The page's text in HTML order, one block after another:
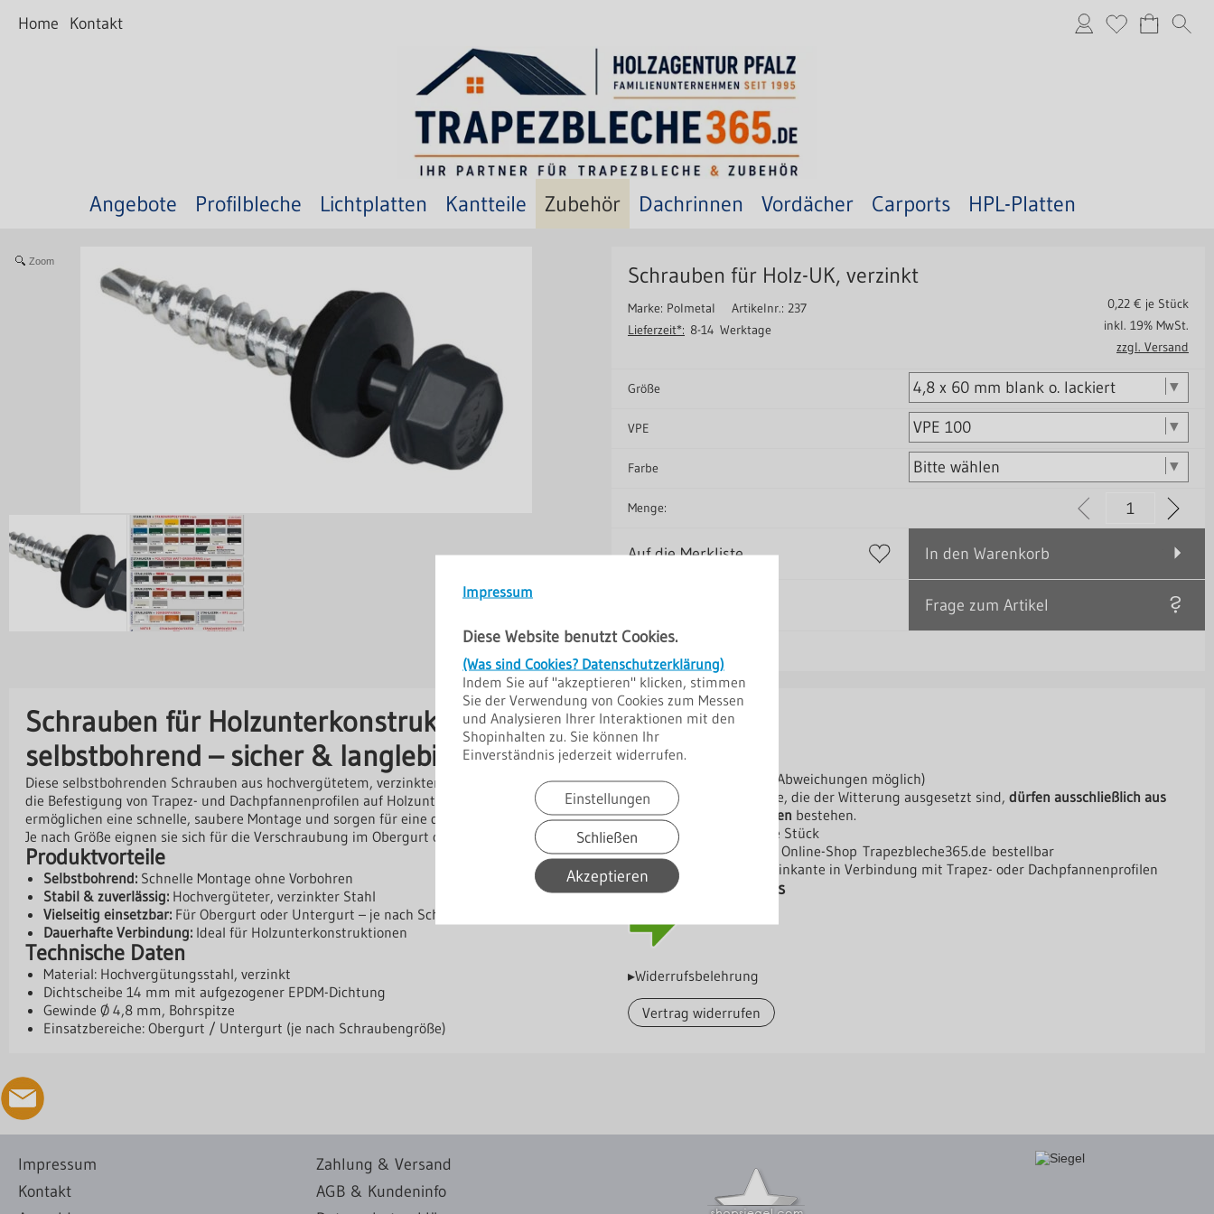
Impressum
Diese Website benutzt Cookies.
(Was sind Cookies? Datenschutzerklärung)
Indem Sie auf "akzeptieren" klicken, stimmen
Sie der Verwendung von Cookies zum Messen
und Analysieren Ihrer Interaktionen mit den
Shopinhalten zu. Sie können Ihr
Einverständnis jederzeit widerrufen.
Einstellungen
Schließen
Akzeptieren
Home Kontakt
Angebote Profilbleche Lichtplatten Kantteile Zubehör Dachrinnen Vordächer Carports HPL-Platten
Zoom
Schrauben für Holz-UK, verzinkt
Marke: Polmetal Artikelnr.: 237
Lieferzeit*: 8-14 Werktage
0,22 € je Stück
inkl. 19% MwSt.
zzgl. Versand
Größe
VPE
Farbe
Menge:
Auf die Merkliste In den Warenkorb
Frage zum Artikel
Schrauben für Holzunterkonstruktion,
selbstbohrend – sicher & langlebig
Diese selbstbohrenden Schrauben aus hochvergütetem, verzinktem Stahl sind ideal für
die Befestigung von Trapez- und Dachpfannenprofilen auf Holzunterkonstruktionen. Sie
ermöglichen eine schnelle, saubere Montage und sorgen für eine dauerhafte Verbindung.
Je nach Größe eignen sie sich für die Verschraubung im Obergurt oder Untergurt.
Produktvorteile
Selbstbohrend: Schnelle Montage ohne Vorbohren
Stabil & zuverlässig: Hochvergüteter, verzinkter Stahl
Vielseitig einsetzbar: Für Obergurt oder Untergurt – je nach Schraubengröße
Dauerhafte Verbindung: Ideal für Holzunterkonstruktionen
Technische Daten
Material: Hochvergütungsstahl, verzinkt
Dichtscheibe 14 mm mit aufgezogener EPDM-Dichtung
Gewinde Ø 4,8 mm, Bohrspitze
Einsatzbereiche: Obergurt / Untergurt (je nach Schraubengröße)
Hersteller
Lieferant: Polmetal
Bestellhinweise
Farben: ähnlich RAL (Abweichungen möglich)
Verbindungselemente, die der Witterung ausgesetzt sind, dürfen ausschließlich aus
nichtrostenden Stählen bestehen.
Grundpreis: In Euro je Stück
Dieses Produkt ist im Online-Shop Trapezbleche365.de bestellbar
Lieferung bis Bordsteinkante in Verbindung mit Trapez- oder Dachpfannenprofilen
Herstellerverzeichniss
▸Widerrufsbelehrung
Vertrag widerrufen
Impressum
Kontakt
Zahlung & Versand
AGB & Kundeninfo